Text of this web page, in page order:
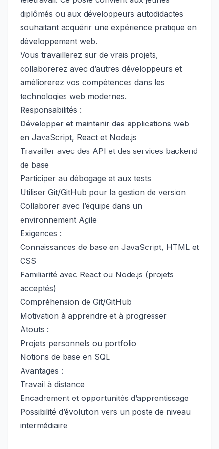
diplômés ou aux développeurs autodidactes
souhaitant acquérir une expérience pratique en
développement web.
Vous travaillerez sur de vrais projets,
collaborerez avec d’autres développeurs et
améliorerez vos compétences dans les
technologies web modernes.
Responsabilités :
Développer et maintenir des applications web
en JavaScript, React et Node.js
Travailler avec des API et des services backend
de base
Participer au débogage et aux tests
Utiliser Git/GitHub pour la gestion de version
Collaborer avec l’équipe dans un
environnement Agile
Exigences :
Connaissances de base en JavaScript, HTML et
CSS
Familiarité avec React ou Node.js (projets
acceptés)
Compréhension de Git/GitHub
Motivation à apprendre et à progresser
Atouts :
Projets personnels ou portfolio
Notions de base en SQL
Avantages :
Travail à distance
Encadrement et opportunités d’apprentissage
Possibilité d’évolution vers un poste de niveau
intermédiaire